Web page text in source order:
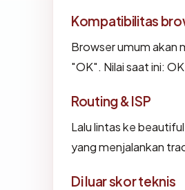
Kompatibilitas
Browser umum akan
"OK". Nilai saat ini:
Routing & ISP
Lalu lintas ke
yang menjalankan
Di luar skor teknis